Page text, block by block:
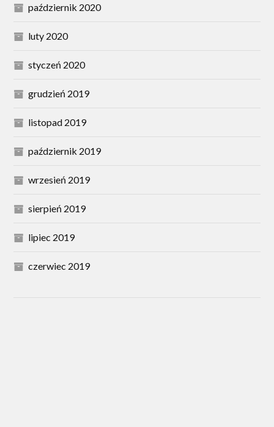
październik 2020
luty 2020
styczeń 2020
grudzień 2019
listopad 2019
październik 2019
wrzesień 2019
sierpień 2019
lipiec 2019
czerwiec 2019